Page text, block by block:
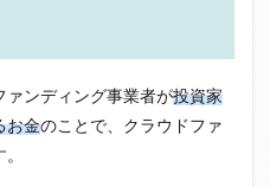
ァンディング事業者が投資家
お金のことで、クラウドファ
索